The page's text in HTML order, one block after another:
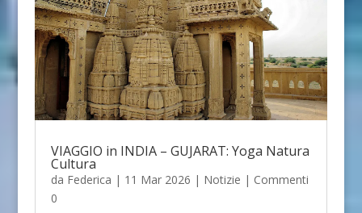
VIAGGIO in INDIA – GUJARAT: Yoga Natura
Cultura
da Federica | 11 Mar 2026 | Notizie | Commenti
0